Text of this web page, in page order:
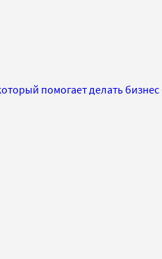
помогает делать бизнес